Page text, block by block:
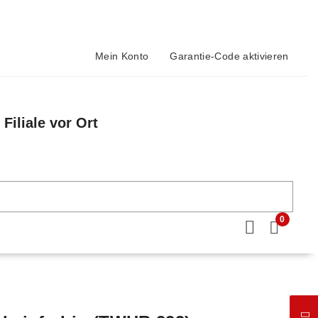
Mein Konto Garantie-Code aktivieren
Filiale vor Ort
0